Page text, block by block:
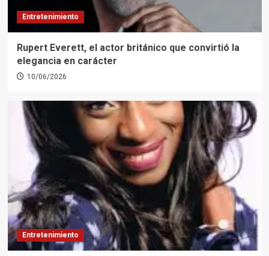
Entretenimiento
Rupert Everett, el actor británico que convirtió la
elegancia en carácter
10/06/2026
Entretenimiento